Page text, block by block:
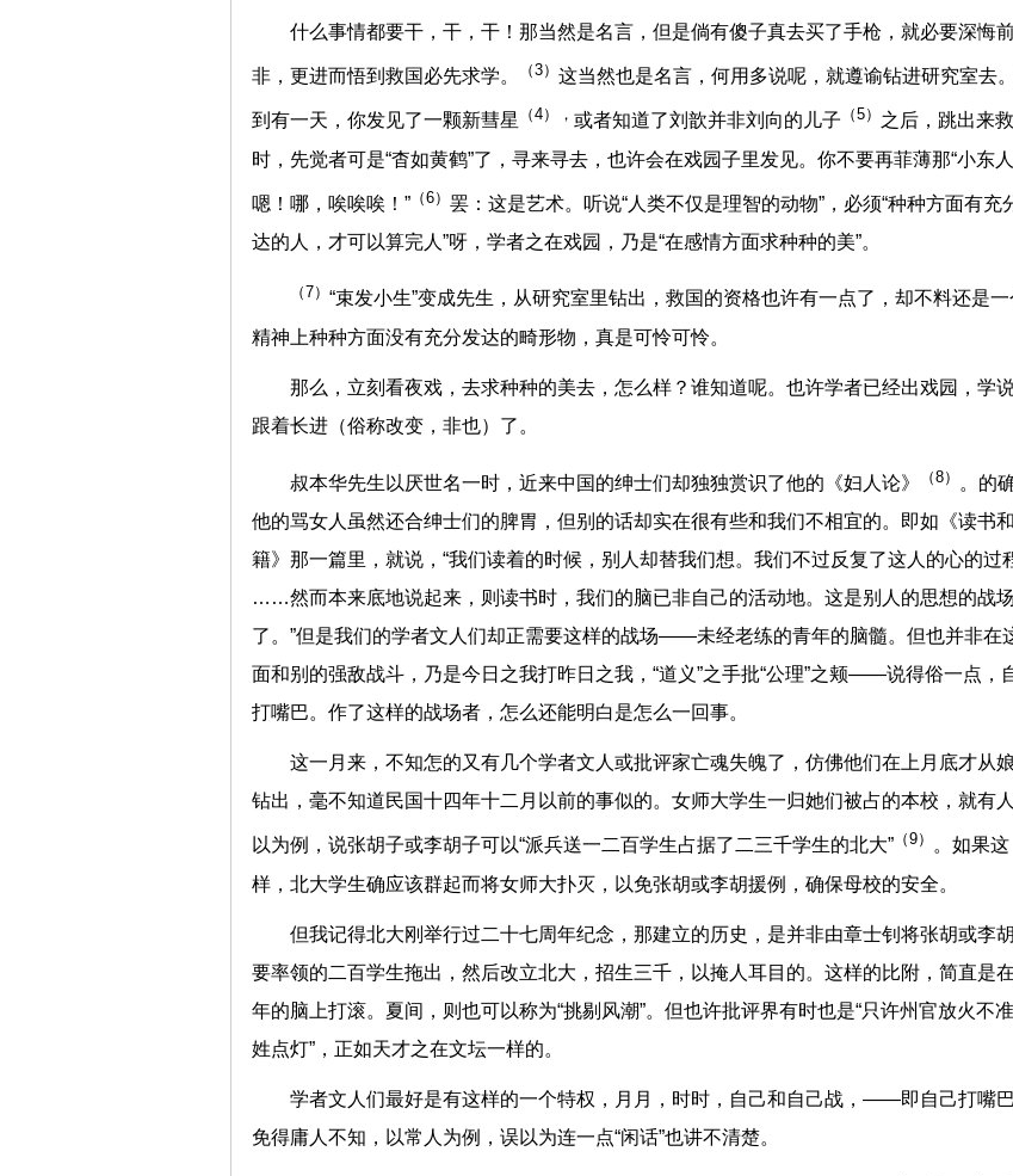
什么事情都要干，干，干！那当然是名言，但是倘有傻子真去买了手枪，就必要深悔
非，更进而悟到救国必先求学。 （3） 这当然也是名言，何用多说呢，就遵谕钻进研究室去
到有一天，你发见了一颗新彗星 （4）， 或者知道了刘歆并非刘向的儿子 （5） 之后，跳出来
时，先觉者可是“杳如黄鹤”了，寻来寻去，也许会在戏园子里发见。你不要再菲薄那“小东
嗯！哪，唉唉唉！”（6） 罢：这是艺术。听说“人类不仅是理智的动物”，必须“种种方面有充
达的人，才可以算完人”呀，学者之在戏园，乃是“在感情方面求种种的美”。
（7） “束发小生”变成先生，从研究室里钻出，救国的资格也许有一点了，却不料还是一
精神上种种方面没有充分发达的畸形物，真是可怜可怜。
那么，立刻看夜戏，去求种种的美去，怎么样？谁知道呢。也许学者已经出戏园，学
跟着长进（俗称改变，非也）了。
叔本华先生以厌世名一时，近来中国的绅士们却独独赏识了他的《妇人论》 （8）
。的
他的骂女人虽然还合绅士们的脾胃，但别的话却实在很有些和我们不相宜的。即如《读书
籍》那一篇里，就说，“我们读着的时候，别人却替我们想。我们不过反复了这人的心的过
……然而本来底地说起来，则读书时，我们的脑已非自己的活动地。这是别人的思想的战场
了。”但是我们的学者文人们却正需要这样的战场——未经老练的青年的脑髓。但也并非在
面和别的强敌战斗，乃是今日之我打昨日之我，“道义”之手批“公理”之颊——说得俗一点，
打嘴巴。作了这样的战场者，怎么还能明白是怎么一回事。
这一月来，不知怎的又有几个学者文人或批评家亡魂失魄了，仿佛他们在上月底才从
钻出，毫不知道民国十四年十二月以前的事似的。女师大学生一归她们被占的本校，就有人
以为例，说张胡子或李胡子可以“派兵送一二百学生占据了二三千学生的北大”（9） 。如果这
样，北大学生确应该群起而将女师大扑灭，以免张胡或李胡援例，确保母校的安全。
但我记得北大刚举行过二十七周年纪念，那建立的历史，是并非由章士钊将张胡或李
要率领的二百学生拖出，然后改立北大，招生三千，以掩人耳目的。这样的比附，简直是
年的脑上打滚。夏间，则也可以称为“挑剔风潮”。但也许批评界有时也是“只许州官放火不
姓点灯”，正如天才之在文坛一样的。
学者文人们最好是有这样的一个特权，月月，时时，自己和自己战，——即自己打嘴巴
免得庸人不知，以常人为例，误以为连一点“闲话”也讲不清楚。